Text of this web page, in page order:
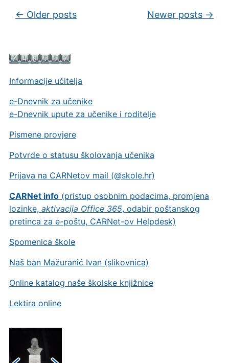
Informacije učitelja
e-Dnevnik za učenike
e-Dnevnik upute za učenike i roditelje
Pismene provjere
Potvrde o statusu školovanja učenika
Prijava na CARNetov mail (@skole.hr)
CARNet info(pristup osobnim podacima, promjena
lozinke, aktivacija Office 365, odabir poštanskog
pretinca za e-poštu, CARNet-ov Helpdesk)
Spomenica škole
Naš ban Mažuranić Ivan (slikovnica)
Online katalog naše školske knjižnice
Lektira online
Post navigation
← Older posts Newer posts →